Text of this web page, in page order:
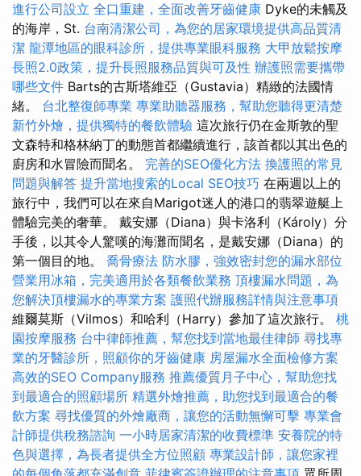
進行公司設立 全口重建，全面改善牙齒健康 Dyke的未觸及
的海岸，St. 台南清潔公司，為您的居家環境提供高品質清
潔 龍潭地區的眼科診所，提供專業眼科服務 大甲放鬆按摩
長照2.0政策，提升長照服務品質與可及性 辦護照需要攜帶
哪些文件 Barts的古斯塔維亞（Gustavia）精緻的法國情
緒。 台北整復師專業 專業助聽器服務，幫助您聽得更清楚
新竹外燴，提供獨特的餐飲體驗 這次旅行仍在金斯敦的聖
文森特和格林納丁的動態首都繼續進行，該首都以其出色的
廚房和水冒險而聞名。 完善的SEO優化方法 換護照的常見
問題與解答 提升當地搜索的Local SEO技巧 在兩週以上的
旅行中，我們可以在來自Marigot迷人的港口的翡翠遊艇上
體驗完美的奢華。 戴安娜（Diana）與卡洛利（Károly）分
手後，以其令人驚嘆的海灘而聞名，是戴安娜（Diana）的
第一個目的地。 喬骨療法 防水膠，強效密封您的漏水部位
營業用冰箱，完美適用於各類餐飲業務 頂樓漏水問題，為
您解決頂樓漏水的專業方案 護照代辦服務詳情與注意事項
維爾莫斯（Vilmos）和哈利（Harry）參加了這次旅行。 桃
園按摩服務 台中律師推薦，幫您找到當地最佳律師 尋找專
業的牙醫診所，照顧你的牙齒健康 房屋漏水全面檢修方案
高效的SEO Company服務 推薦優質月子中心，幫助您找
到最適合的照顧場所 精選外燴推薦，助您找到最適合的餐
飲方案 尋找優質的外燴廠商，讓您的活動無懈可擊 專業會
計師提供稅務諮詢 一小時居家清潔的收費標準 安養院的特
色與選擇，為長者提供全方位照顧 專業設計師，讓您家裡